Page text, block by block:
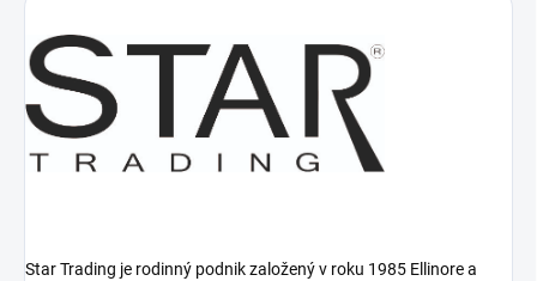
Star Trading je rodinný podnik založený v roku 1985 Ellinore a